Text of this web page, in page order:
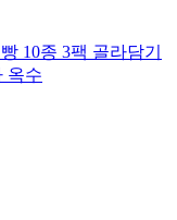
10종 3팩 골라담기
옥수